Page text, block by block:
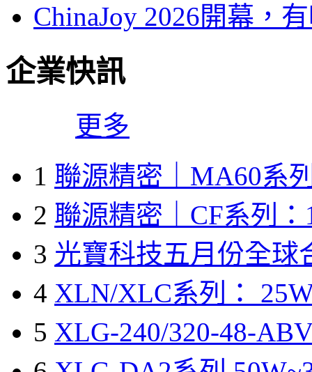
ChinaJoy 2026開幕，
企業快訊
更多
1 聯源精密｜MA60系
2 聯源精密｜CF系列：
3 光寶科技五月份全球
4 XLN/XLC系列：
5 XLG-240/320-48-